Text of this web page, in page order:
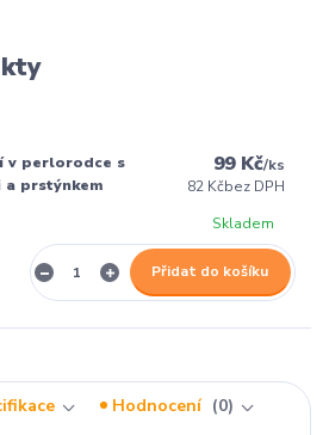
v perlorodce s
a prstýnkem
99 Kč/ks
82 Kčbez DPH
Skladem
Přidat do košíku
Hodnocení
0